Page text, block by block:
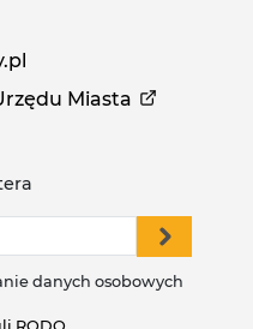
Miasta
danych osobowych